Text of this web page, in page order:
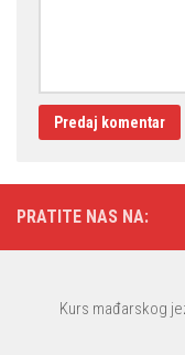
PRATITE NAS NA:
Kurs mađarskog